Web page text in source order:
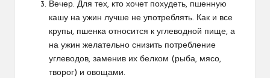
Вечер. Для тех, кто хочет похудеть, пшенную
кашу на ужин лучше не употреблять. Как и все
крупы, пшенка относится к углеводной пище, а
на ужин желательно снизить потребление
углеводов, заменив их белком (рыба, мясо,
творог) и овощами.